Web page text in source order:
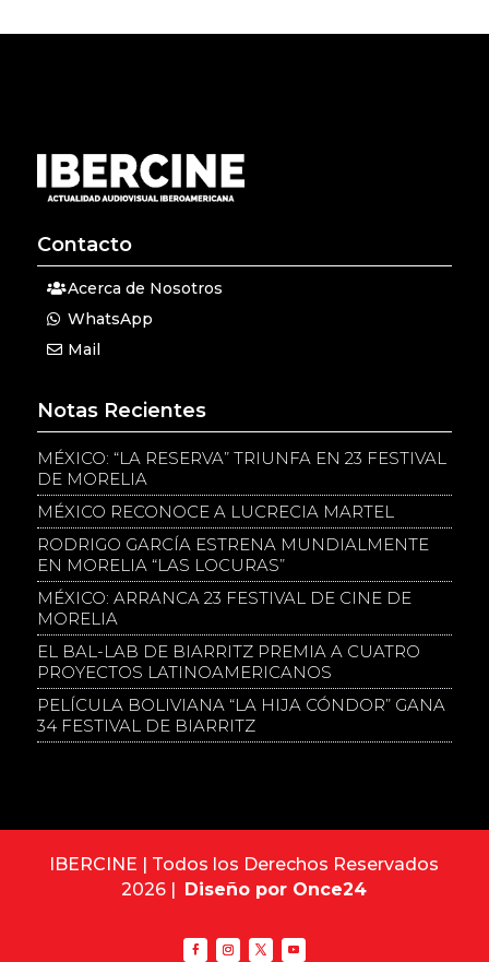
Contacto
Acerca de Nosotros
WhatsApp
Mail
Notas Recientes
MÉXICO: “LA RESERVA” TRIUNFA EN 23 FESTIVAL
DE MORELIA
MÉXICO RECONOCE A LUCRECIA MARTEL
RODRIGO GARCÍA ESTRENA MUNDIALMENTE
EN MORELIA “LAS LOCURAS”
MÉXICO: ARRANCA 23 FESTIVAL DE CINE DE
MORELIA
EL BAL-LAB DE BIARRITZ PREMIA A CUATRO
PROYECTOS LATINOAMERICANOS
PELÍCULA BOLIVIANA “LA HIJA CÓNDOR” GANA
34 FESTIVAL DE BIARRITZ
IBERCINE | Todos los Derechos Reservados
2026 | Diseño por Once24